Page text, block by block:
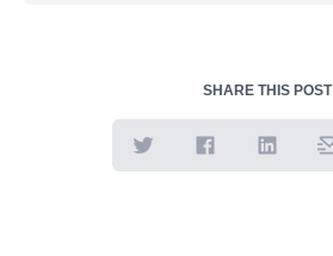
SHARE THIS POST